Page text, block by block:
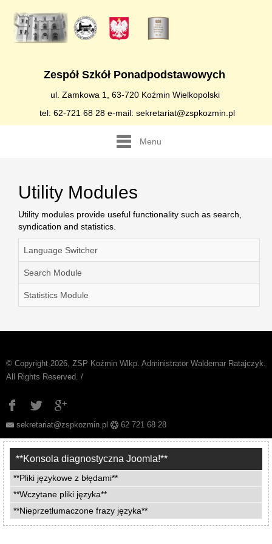
Zespół Szkół Ponadpodstawowych
ul. Zamkowa 1, 63-720 Koźmin Wielkopolski
tel: 62-721 68 28 e-mail: sekretariat@zspkozmin.pl
Menu
Utility Modules
Utility modules provide useful functionality such as search,
syndication and statistics.
Language Switcher
Search Module
Statistics Module
© Copyright 2026, ZSP Koźmin Wlkp. Administrator Waldemar Ratajczyk.
All Rights Reserved. /
sekretariat@zspkozmin.pl 62 721 68 28
**Konsola diagnostyczna Joomla!**
**Pliki językowe z błędami**
**Wczytane pliki języka**
**Nieprzetłumaczone frazy języka**